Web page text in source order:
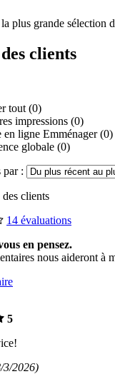
plus grande sélection
clients
tout (0)
impressions (0)
en ligne Emménager (0)
globale (0)
par :
clients
14 évaluations
en pensez.
nous aideront à
5
3/2026)